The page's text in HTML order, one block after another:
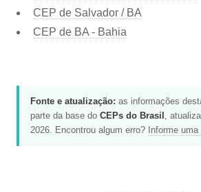
CEP de Salvador / BA
CEP de BA - Bahia
Fonte e atualização: as informações
parte da base do CEPs do Brasil ,
2026. Encontrou algum erro? Informe